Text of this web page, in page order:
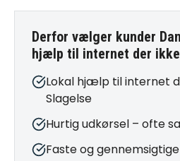
Derfor vælger kunder
hjælp til internet der
Lokal hjælp til internet
Slagelse
Hurtig udkørsel – ofte
Faste og